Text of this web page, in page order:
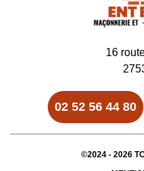
16
02 52 56 44 80
©2024 - 2026